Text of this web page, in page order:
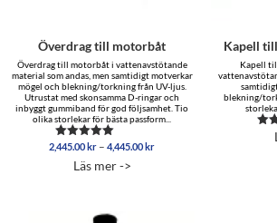
Överdrag till motorbåt
Överdrag till motorbåt i vattenavstötande
material som andas, men samtidigt motverkar
mögel och blekning/torkning från UV-ljus.
Utrustat med skonsamma D-ringar och
inbyggt gummiband för god följsamhet. Tio
olika storlekar för bästa passform...
Betygsatt
av 5
2,445.00 kr – 4,445.00 krPrisintervall:
Läs mer ->
Kapell
Kapell
blekning/